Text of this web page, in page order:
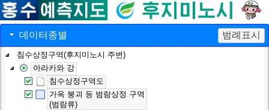
데이터종별 범례표시
침수상정구역(후지미노시 주변)
아라카와 강
침수상정구역도
가옥 붕괴 등 범람상정 구역
(범람류)